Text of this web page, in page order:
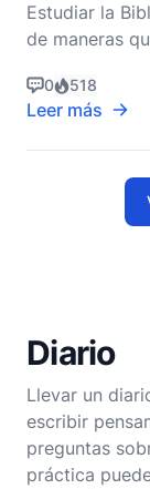
Estudiar la
de maneras
la experiencia
Escrituras no
sino una
0 518
Leer más
Diario
Llevar un
escribir
preguntas
práctica